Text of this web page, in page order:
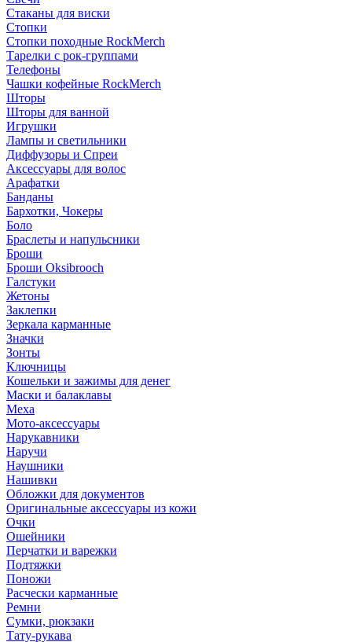
Стаканы для виски
Стопки
Стопки походные RockMerch
Тарелки с рок-группами
Телефоны
Чашки кофейные RockMerch
Шторы
Шторы для ванной
Игрушки
Лампы и светильники
Диффузоры и Спреи
Аксессуары для волос
Арафатки
Банданы
Бархотки, Чокеры
Боло
Браслеты и напульсники
Броши
Броши Oksibrooch
Галстуки
Жетоны
Заклепки
Зеркала карманные
Значки
Зонты
Ключницы
Кошельки и зажимы для денег
Маски и балаклавы
Меха
Мото-аксессуары
Нарукавники
Наручи
Наушники
Нашивки
Обложки для документов
Оригинальные аксессуары из кожи
Очки
Ошейники
Перчатки и варежки
Подтяжки
Поножи
Расчески карманные
Ремни
Сумки, рюкзаки
Тату-рукава